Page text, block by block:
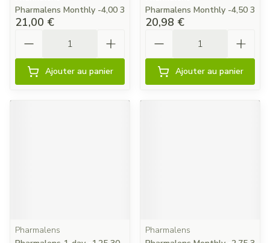
Pharmalens Monthly -4,00 3
21,00 €
Ajouter au panier
Pharmalens Monthly -4,50 3
20,98 €
Ajouter au panier
Pharmalens
Pharmalens